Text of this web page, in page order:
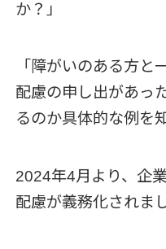
か？」
「障がいのある方と
配慮の申し出があっ
るのか具体的な例を
2024年4月より、企
配慮が義務化されま